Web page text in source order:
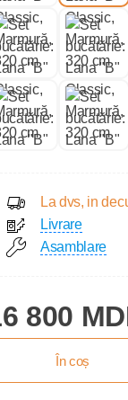
La dvs, in
Livrare
Asamblare
800
În coș